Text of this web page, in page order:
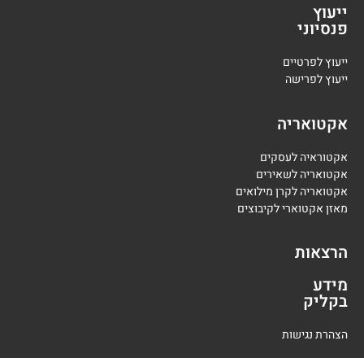
ייעוץ
פנסיוני
ייעוץ לפרטיים
ייעוץ לפרישה
אקטואריה
אקטוראיה לעסקים
אקטואריה לשאירים
אקטואריה לקרן מילואים
מאזן אקטוארי לקיבוצים
הרצאות
מידע
בקליק
הצהרת נגישות